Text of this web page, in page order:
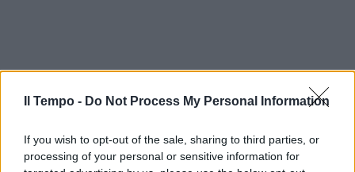
Il Tempo - Do Not Process My Personal Information
If you wish to opt-out of the sale, sharing to third parties, or
processing of your personal or sensitive information for